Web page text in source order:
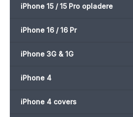
iPhone 15 / 15 Pro opladere
iPhone 16 / 16 Pr
iPhone 3G & 1G
iPhone 4
iPhone 4 covers